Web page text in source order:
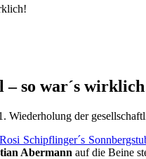
so war´s
Wiederholung der
Rosi Schipflinger´s
Abermann auf die Beine